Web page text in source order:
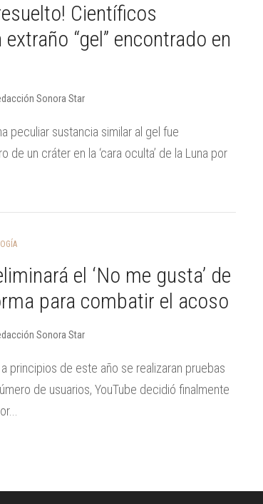
Científicos
“gel” encontrado en
Sonora Star
peculiar sustancia similar al gel fue
de un cráter en la ‘cara oculta’ de la Luna por
el ‘No me gusta’ de
para combatir el acoso
Sonora Star
principios de este año se realizaran pruebas
de usuarios, YouTube decidió finalmente